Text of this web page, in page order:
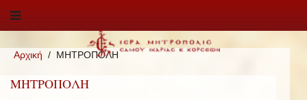
Αρχική ΜΗΤΡΟΠΟΛΗ
ΜΗΤΡΟΠΟΛΗ